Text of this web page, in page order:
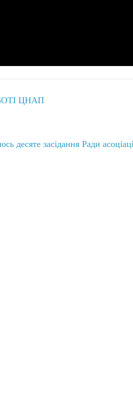
ЦНАП
десяте засідання Ради